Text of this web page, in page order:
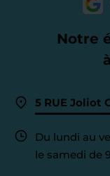
Notre
5 RUE Joliot
Du lundi au
le samedi de